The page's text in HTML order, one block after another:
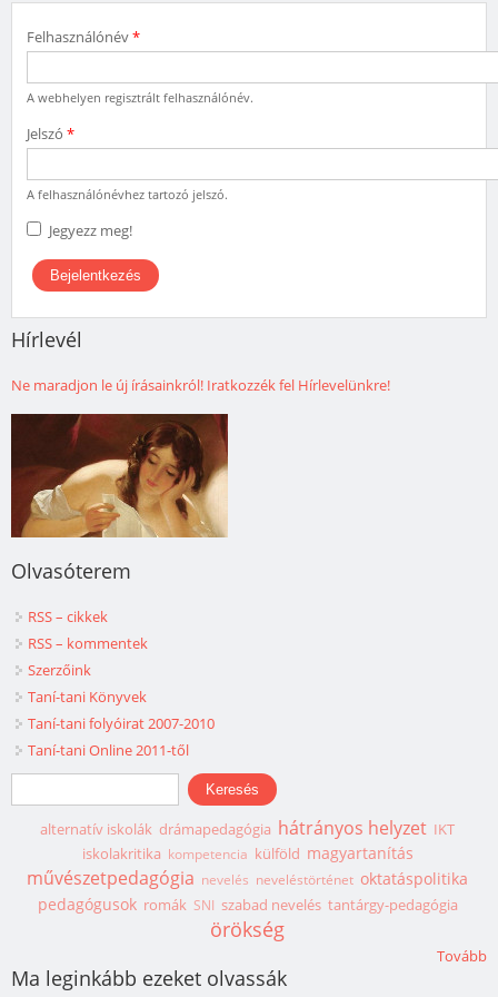
Felhasználónév*
A webhelyen regisztrált felhasználónév.
Jelszó *
A felhasználónévhez tartozó jelszó.
Jegyezz meg!
Hírlevél
Ne maradjon le új írásainkról! Iratkozzék fel Hírlevelünkre!
Olvasóterem
RSS – cikkek
RSS – kommentek
Szerzőink
Taní-tani Könyvek
Taní-tani folyóirat 2007-2010
Taní-tani Online 2011-től
Keresés űrlap
Keresés
alternatív iskolák drámapedagógia hátrányos helyzet IKT
iskolakritika kompetencia külföld magyartanítás
művészetpedagógia nevelés neveléstörténet oktatáspolitika
pedagógusok romák SNI szabad nevelés tantárgy-pedagógia
örökség
Tovább
Ma leginkább ezeket olvassák